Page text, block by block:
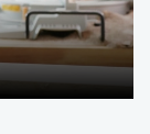
w nowej karcie
w nowej karcie